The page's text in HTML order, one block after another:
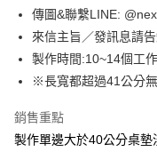
AFTEE先享後付
相關說明
【關於「AFTEE先享後付」】
AFTEE先享後付是「在收
便利好安心！
２．便利：只要手機號碼，
ATM付款
全家付款取貨
傳圖&聯繫LINE:
來信主旨／發訊息請
製作時間:10~14個工
※長寬都超過41公分
銷售重點
製作單邊大於40公分桌